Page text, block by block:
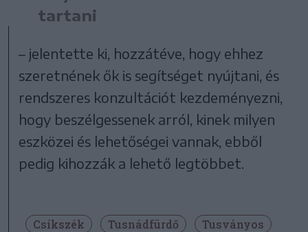
tartani
– jelentette ki, hozzátéve, hogy ehhez
szeretnének ők is segítséget nyújtani, és
rendszeres konzultációt kezdeményezni,
hogy beszélgessenek arról, kinek milyen
eszközei és lehetőségei vannak, ebből
pedig kihozzák a lehető legtöbbet.
Csíkszék Tusnádfürdő
Tusványos